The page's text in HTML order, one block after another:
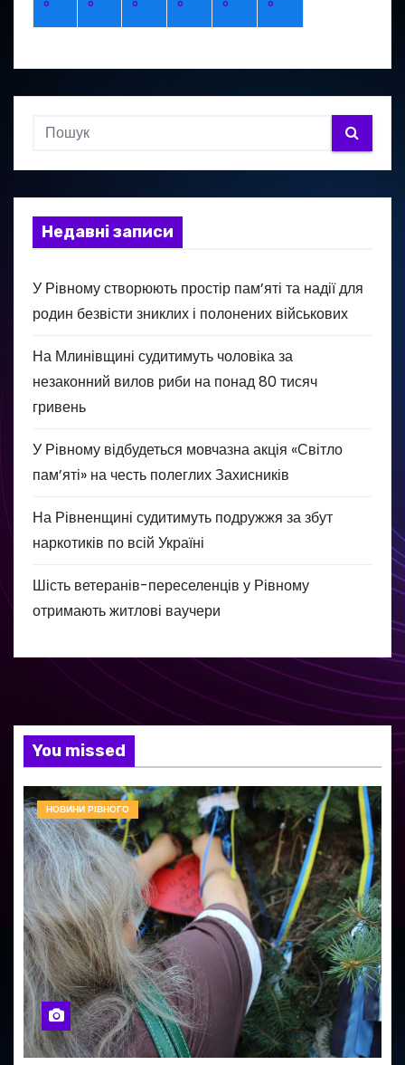
в
°
°
°
°
°
°
Недавні записи
У Рівному створюють простір пам’яті та надії для
родин безвісти зниклих і полонених військових
На Млинівщині судитимуть чоловіка за
незаконний вилов риби на понад 80 тисяч
гривень
У Рівному відбудеться мовчазна акція «Світло
пам’яті» на честь полеглих Захисників
На Рівненщині судитимуть подружжя за збут
наркотиків по всій Україні
Шість ветеранів-переселенців у Рівному
отримають житлові ваучери
You missed
НОВИНИ РІВНОГО